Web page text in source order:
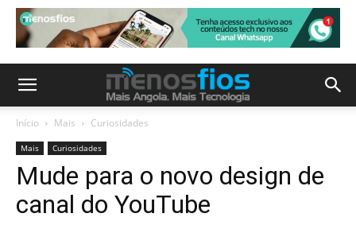
Início Mais Curiosidades
Mais Curiosidades
Mude para o novo design de
canal do YouTube